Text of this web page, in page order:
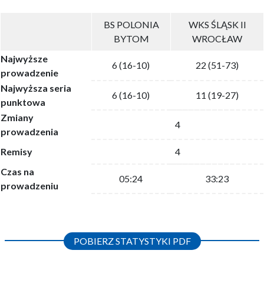
BS POLONIA
BYTOM
WKS ŚLĄSK II
WROCŁAW
Najwyższe
prowadzenie
6 (16-10) 22 (51-73)
Najwyższa seria
punktowa
6 (16-10)
11 (19-27)
Zmiany
prowadzenia
4
Remisy
4
Czas na
prowadzeniu
05:24 33:23
POBIERZ STATYSTYKI PDF